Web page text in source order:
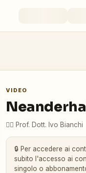
VIDEO
👨‍⚕️ Prof. Dott. Ivo Bianchi
🔒 Per accedere ai
subito l'accesso ai
singolo o